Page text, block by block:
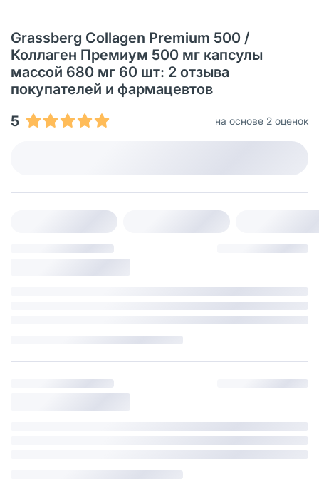
Grassberg Collagen Premium 500 /
Коллаген Премиум 500 мг капсулы
массой 680 мг 60 шт: 2 отзыва
покупателей и фармацевтов
5
на основе 2 оценок